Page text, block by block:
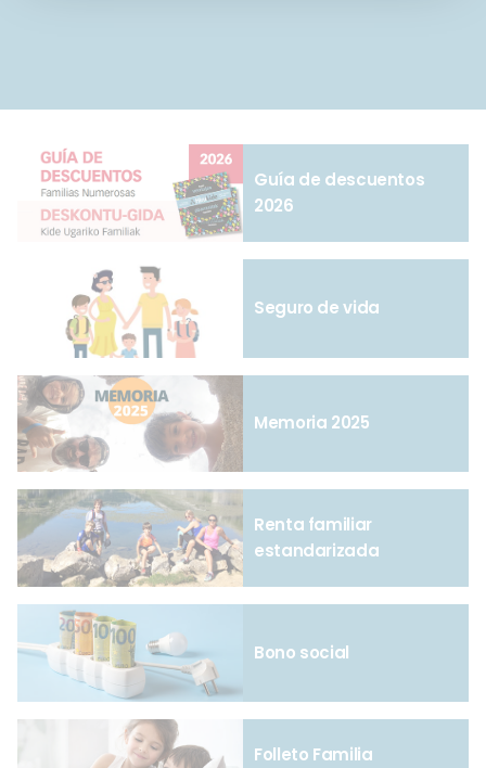
Guía de descuentos
2026
Seguro de vida
Memoria 2025
Renta familiar
estandarizada
Bono social
Folleto Familia